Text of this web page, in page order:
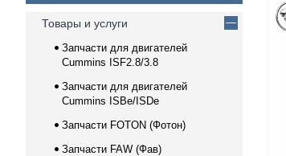
Товары и услуги
Запчасти для двигателей
Cummins ISF2.8/3.8
Запчасти для двигателей
Cummins ISBe/ISDe
Запчасти FOTON (Фотон)
Запчасти FAW (Фав)